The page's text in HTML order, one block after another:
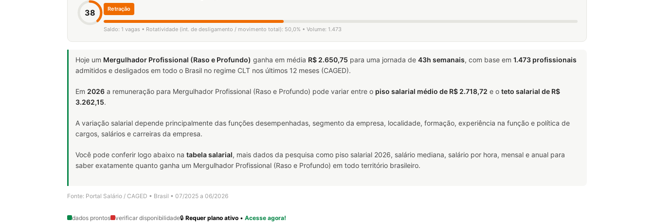
38 Retração
Saldo: 1 vagas • Rotatividade (int. de desligamento / movimento total): 50,0% • Volume: 1.473
Hoje um Mergulhador Profissional (Raso e Profundo) ganha em média R$ 2.650,75 para uma jornada de 43h semanais, com base em 1.473 profissionais
admitidos e desligados em todo o Brasil no regime CLT nos últimos 12 meses (CAGED).
Em 2026 a remuneração para Mergulhador Profissional (Raso e Profundo) pode variar entre o piso salarial médio de R$ 2.718,72 e o teto salarial de R$
3.262,15.
A variação salarial depende principalmente das funções desempenhadas, segmento da empresa, localidade, formação, experiência na função e política de
cargos, salários e carreiras da empresa.
Você pode conferir logo abaixo na tabela salarial, mais dados da pesquisa como piso salarial 2026, salário mediana, salário por hora, mensal e anual para
saber exatamente quanto ganha um Mergulhador Profissional (Raso e Profundo) em todo território brasileiro.
Fonte: Portal Salário / CAGED • Brasil • 07/2025 a 06/2026
dados prontos verificar disponibilidade🔒 Requer plano ativo • Acesse agora!